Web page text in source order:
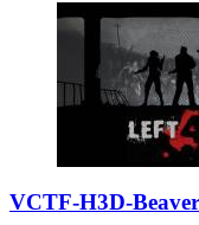
VCTF-H3D-Beaver